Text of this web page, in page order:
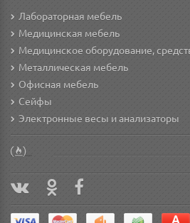
Лабораторная мебель
Медицинская мебель
Медицинское оборудование,
Металлическая мебель
Офисная мебель
Сейфы
Электронные весы и анализаторы